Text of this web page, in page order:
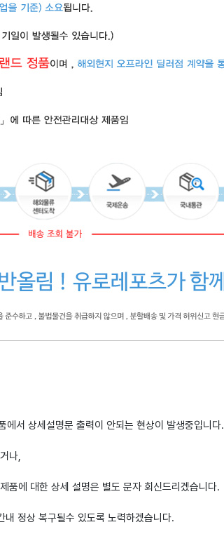
서 상세설명문 출력이 안되는 현상이 발생중입니다.
나,
품에 대한 상세 설명은 별도 문자 회신드리겠습니다.
정상 복구될수 있도록 노력하겠습니다.